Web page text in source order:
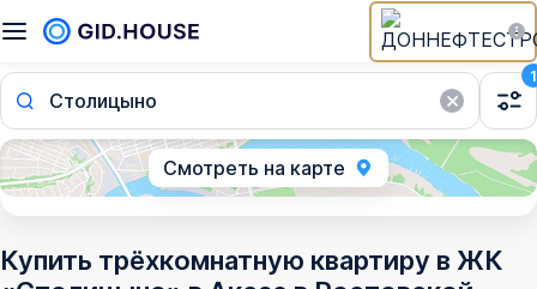
Столицыно
1
Смотреть на карте
Купить трёхкомнатную квартиру в ЖК